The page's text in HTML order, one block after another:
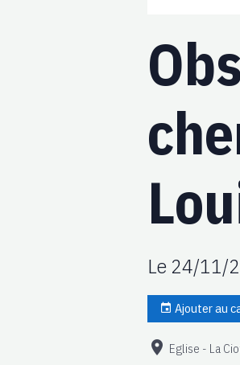
Le 24/11/
Ajouter au
Eglise - La